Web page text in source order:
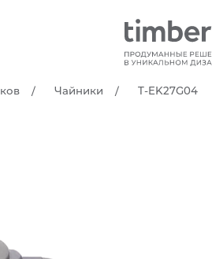
Чайники T-EK27G04